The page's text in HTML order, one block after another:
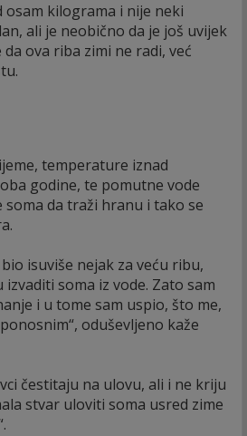
osam kilograma i nije neki
ali je neobično da je još uvijek
ova riba zimi ne radi, već
temperature iznad
godine, te pomutne vode
da traži hranu i tako se
isuviše nejak za veću ribu,
soma iz vode. Zato sam
i u tome sam uspio, što me,
oduševljeno kaže
čestitaju na ulovu, ali i ne kriju
stvar uloviti soma usred zime